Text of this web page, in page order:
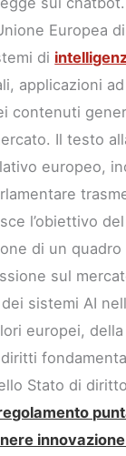
Europea
di
applicazioni
contenuti
Il testo
europeo,
l’obiettivo
di un
sul
sistemi AI
europei,
Stato di